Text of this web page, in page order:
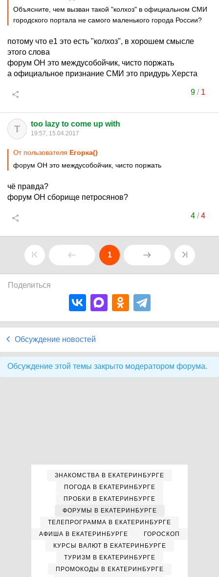
Объясните, чем вызван такой "колхоз" в официальном СМИ
городского портала не самого маленького города России?
потому что е1 это есть "колхоз", в хорошем смысле
этого слова
форум ОН это междусобойчик, чисто поржать
а официальное признание СМИ это придурь Херста
9/ 1
T too lazy to come up with
19:57, 15.04.2017
От пользователя Егорка()
форум ОН это междусобойчик, чисто поржать
чё правда?
форум ОН сборище петросянов?
4/4
1
Поделиться
Обсуждение новостей
Обсуждение этой темы закрыто модератором форума.
ЗНАКОМСТВА В ЕКАТЕРИНБУРГЕ
ПОГОДА В ЕКАТЕРИНБУРГЕ
ПРОБКИ В ЕКАТЕРИНБУРГЕ
ФОРУМЫ В ЕКАТЕРИНБУРГЕ
ТЕЛЕПРОГРАММА В ЕКАТЕРИНБУРГЕ
АФИША В ЕКАТЕРИНБУРГЕ
ГОРОСКОП
КУРСЫ ВАЛЮТ В ЕКАТЕРИНБУРГЕ
ТУРИЗМ В ЕКАТЕРИНБУРГЕ
ПРОМОКОДЫ В ЕКАТЕРИНБУРГЕ